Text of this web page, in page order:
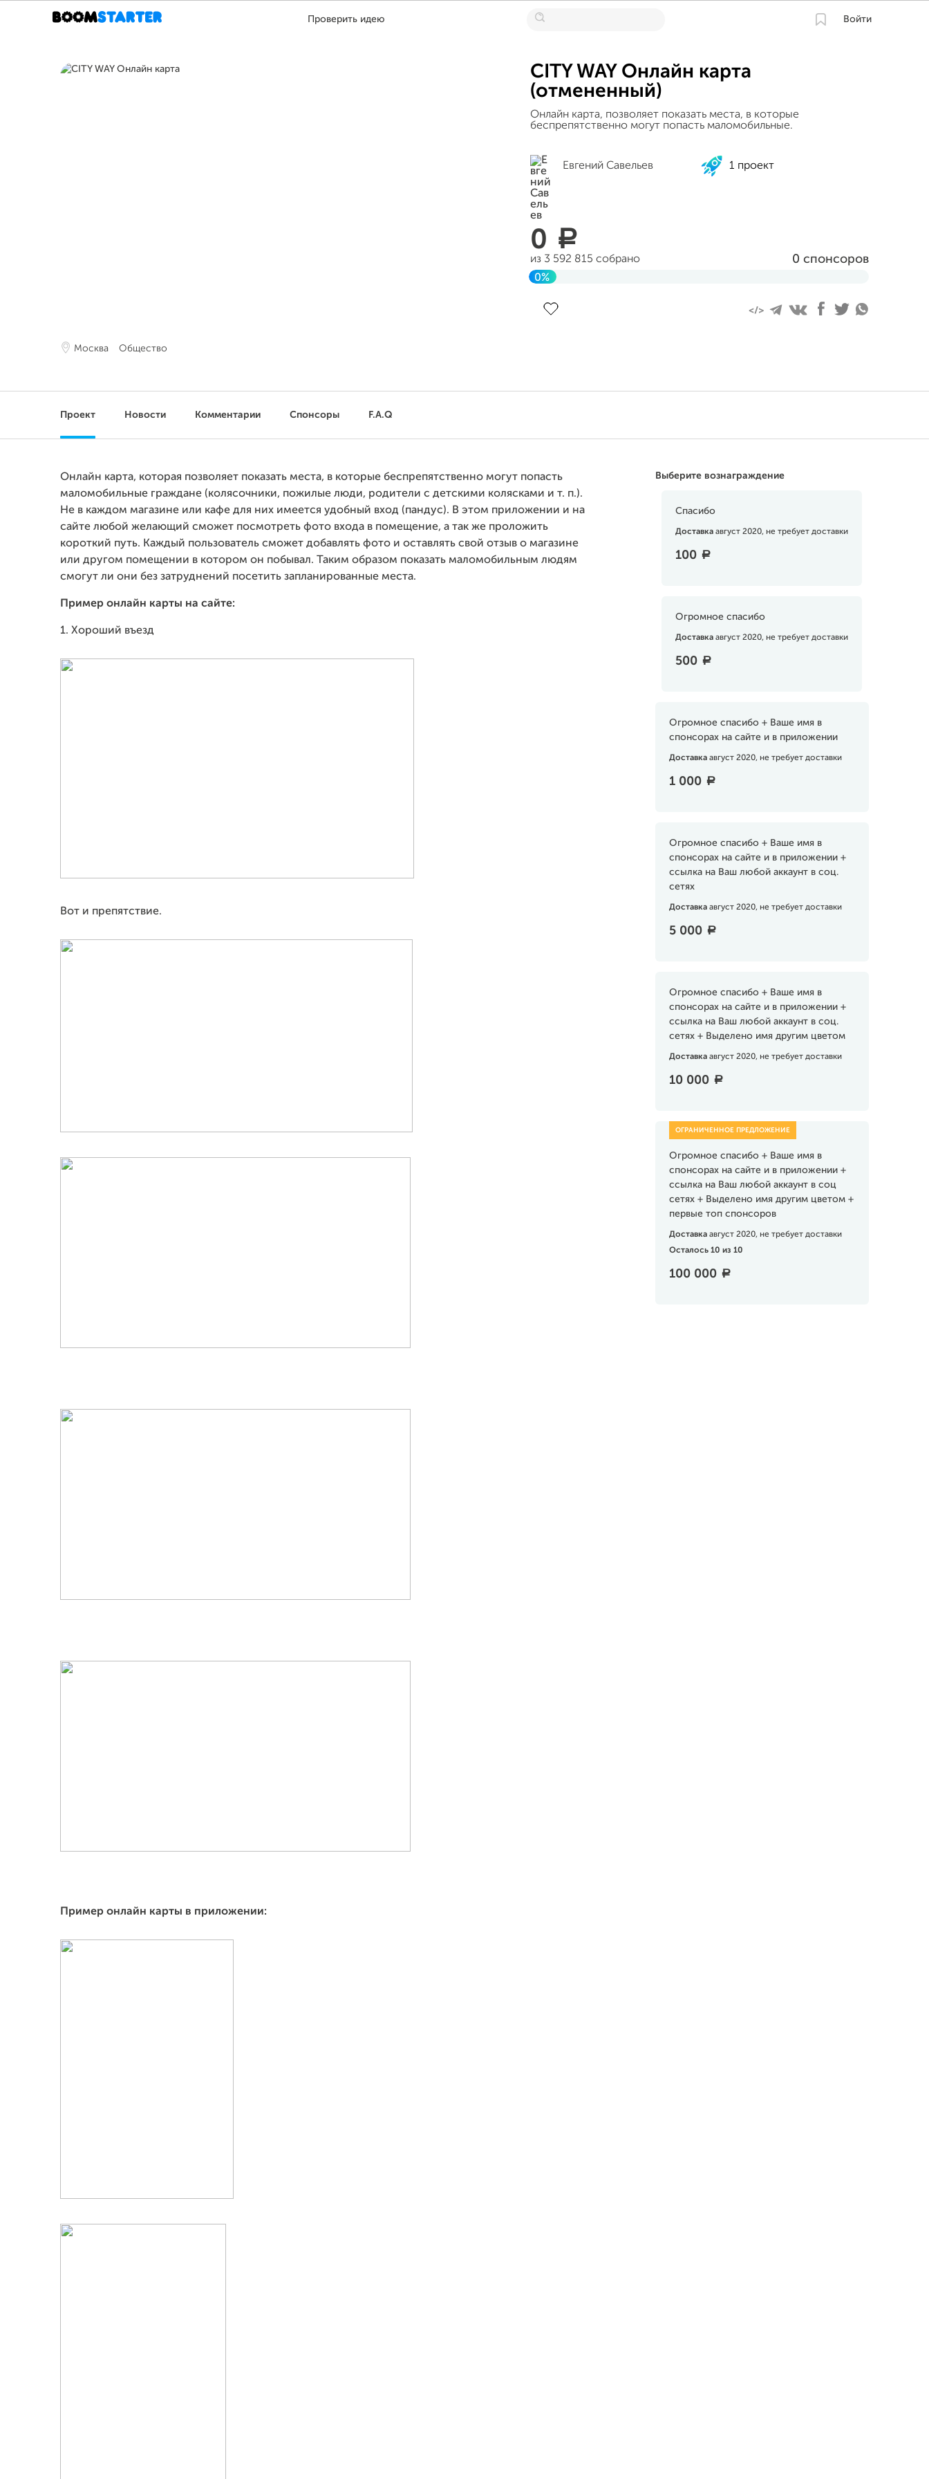
Проверить идею Войти
Москва Общество
CITY WAY Онлайн карта
(отмененный)
Онлайн карта, позволяет показать места, в которые
беспрепятственно могут попасть маломобильные.
Евгений Савельев 1 проект
0 a
из 3 592 815 собрано 0 спонсоров
0%
Проект Новости Комментарии Спонсоры F.A.Q
Выберите вознаграждение
Спасибо
Доставкаавгуст 2020, не требует доставки
100 a
Огромное спасибо
Доставкаавгуст 2020, не требует доставки
500 a
Огромное спасибо + Ваше имя в
спонсорах на сайте и в приложении
Доставка август 2020, не требует доставки
1 000 a
Огромное спасибо + Ваше имя в
спонсорах на сайте и в приложении +
ссылка на Ваш любой аккаунт в соц.
сетях
Доставка август 2020, не требует доставки
5 000 a
Огромное спасибо + Ваше имя в
спонсорах на сайте и в приложении +
ссылка на Ваш любой аккаунт в соц.
сетях + Выделено имя другим цветом
Доставка август 2020, не требует доставки
10 000 a
Огромное спасибо + Ваше имя в
спонсорах на сайте и в приложении +
ссылка на Ваш любой аккаунт в соц
сетях + Выделено имя другим цветом +
первые топ спонсоров
Доставка август 2020, не требует доставки
Осталось 10 из 10
100 000 a
Онлайн карта, которая позволяет показать места, в которые беспрепятственно могут попасть
маломобильные граждане (колясочники, пожилые люди, родители с детскими колясками и т. п.).
Не в каждом магазине или кафе для них имеется удобный вход (пандус). В этом приложении и на
сайте любой желающий сможет посмотреть фото входа в помещение, а так же проложить
короткий путь. Каждый пользователь сможет добавлять фото и оставлять свой отзыв о магазине
или другом помещении в котором он побывал. Таким образом показать маломобильным людям
смогут ли они без затруднений посетить запланированные места.
Пример онлайн карты на сайте:
1. Хороший въезд
Вот и препятствие.
Пример онлайн карты в приложении: